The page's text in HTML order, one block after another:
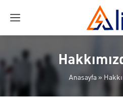
Anasayfa »